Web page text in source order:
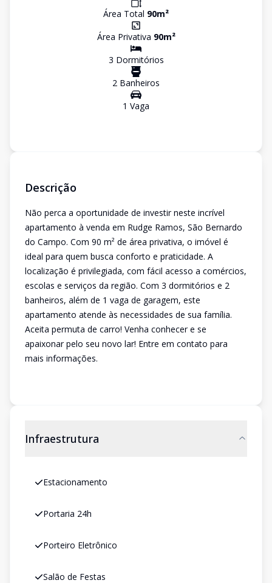
Área Total 90m²
Área Privativa 90m²
3 Dormitórios
2 Banheiros
1 Vaga
Descrição
Não perca a oportunidade de investir neste incrível
apartamento à venda em Rudge Ramos, São Bernardo
do Campo. Com 90 m² de área privativa, o imóvel é
ideal para quem busca conforto e praticidade. A
localização é privilegiada, com fácil acesso a comércios,
escolas e serviços da região. Com 3 dormitórios e 2
banheiros, além de 1 vaga de garagem, este
apartamento atende às necessidades de sua família.
Aceita permuta de carro! Venha conhecer e se
apaixonar pelo seu novo lar! Entre em contato para
mais informações.
Infraestrutura
Estacionamento
Portaria 24h
Porteiro Eletrônico
Salão de Festas